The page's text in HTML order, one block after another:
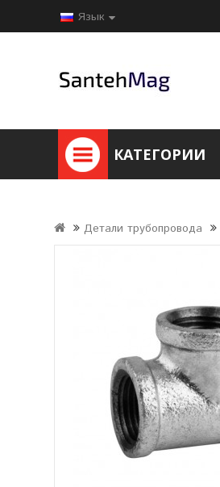
Язык
КАТЕГОРИИ
Детали трубопровода